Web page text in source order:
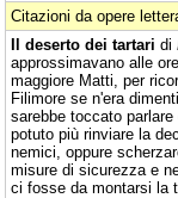
Citazioni da opere
Il deserto dei tartari di
approssimavano alle
maggiore Matti, per
Filimore se n'era
sarebbe toccato
potuto più rinviare la
nemici, oppure
misure di sicurezza e
ci fosse da montarsi la